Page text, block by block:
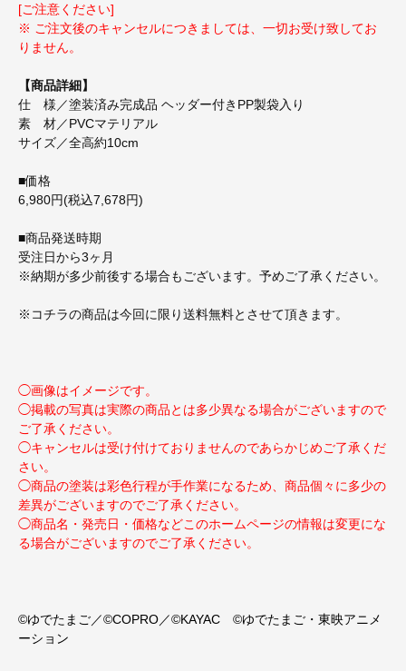
[ご注意ください]
※ ご注文後のキャンセルにつきましては、一切お受け致してお
りません。
【商品詳細】
仕 様／塗装済み完成品 ヘッダー付きPP製袋入り
素 材／PVCマテリアル
サイズ／全高約10cm
■価格
6,980円(税込7,678円)
■商品発送時期
受注日から3ヶ月
※納期が多少前後する場合もございます。予めご了承ください。
※コチラの商品は今回に限り送料無料とさせて頂きます。
◯画像はイメージです。
◯掲載の写真は実際の商品とは多少異なる場合がございますので
ご了承ください。
◯キャンセルは受け付けておりませんのであらかじめご了承くだ
さい。
◯商品の塗装は彩色行程が手作業になるため、商品個々に多少の
差異がございますのでご了承ください。
◯商品名・発売日・価格などこのホームページの情報は変更にな
る場合がございますのでご了承ください。
©ゆでたまご／©COPRO／©KAYAC ©ゆでたまご・東映アニメ
ーション